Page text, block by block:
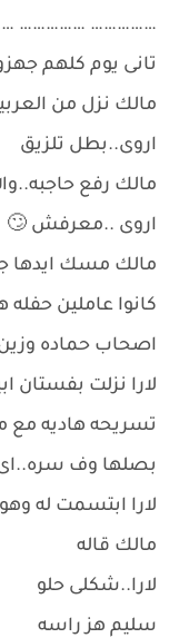
…………… ………….
تانى يوم كلهم
مالك نزل من
اروى..بطل تلزيق
مالك رفع
اروى ..معرفش 🙄
مالك مسك ايدها
كانوا عاملين حفله
اصحاب حماده
لارا نزلت بفستان
تسريحه هاديه
بصلها وف سره..اى
لارا ابتسمت له
مالك قاله
لارا..شكلى حلو
سليم هز راسه